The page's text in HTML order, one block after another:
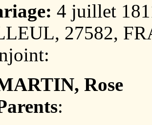
4 juillet
27582,
Rose
: